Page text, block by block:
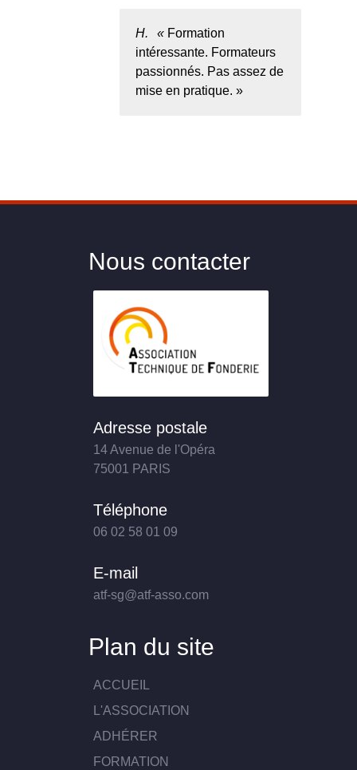
H.
Formation
intéressante. Formateurs
passionnés. Pas assez de
mise en pratique.
Nous contacter
Adresse postale
14 Avenue de l'Opéra
75001 PARIS
Téléphone
06 02 58 01 09
E-mail
atf-sg@atf-asso.com
Plan du site
ACCUEIL
L'ASSOCIATION
ADHÉRER
FORMATION